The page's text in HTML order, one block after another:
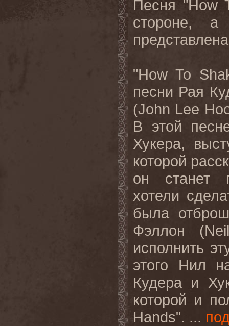
Песня "How
стороне, а
"How To
песни Рая
(John Lee
В этой
Хукера,
которой
он станет
хотели
была
Фэллон (Neil
исполнить
этого Нил
Кудера и
которой и
Hands". ...